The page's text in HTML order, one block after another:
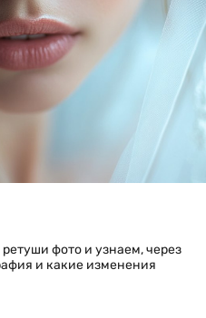
фото и узнаем, через
и какие изменения